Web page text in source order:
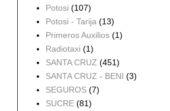
Potosi (107)
Potosi - Tarija (13)
Primeros Auxilios (1)
Radiotaxi (1)
SANTA CRUZ (451)
SANTA CRUZ - BENI (3)
SEGUROS (7)
SUCRE (81)